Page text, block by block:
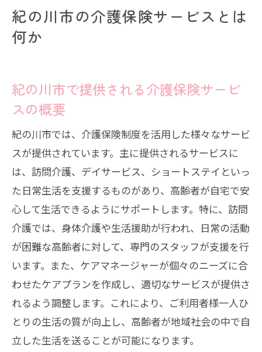
地域社会における介護保険の役割
か
介護保険で受けられるサービスの種類と特徴
日常生活支援サービスの特徴と利用法
身体介助サービスの種類と紀の川市での
提供
紀の川市での医療的ケアサービスの詳細
訪問介護とデイサービスの違いとは
それぞれのサービスが高齢者に与える影
響
日常生活を支える介護保険サービスの活用法
食事準備サービスの活用方法
日常生活支援で生活の質を向上させる方
法
紀の川市の介護保険サービスとは
何か
紀の川市で提供される介護保険サービ
スの概要
紀の川市では、介護保険制度を活用した様々なサービ
スが提供されています。主に提供されるサービスに
は、訪問介護、デイサービス、ショートステイといっ
た日常生活を支援するものがあり、高齢者が自宅で安
心して生活できるようにサポートします。特に、訪問
介護では、身体介護や生活援助が行われ、日常の活動
が困難な高齢者に対して、専門のスタッフが支援を行
います。また、ケアマネージャーが個々のニーズに合
わせたケアプランを作成し、適切なサービスが提供さ
れるよう調整します。これにより、ご利用者様一人ひ
とりの生活の質が向上し、高齢者が地域社会の中で自
立した生活を送ることが可能になります。